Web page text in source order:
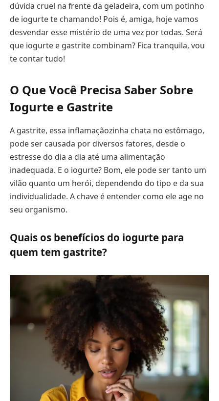
dúvida cruel na frente da geladeira, com um potinho
de iogurte te chamando! Pois é, amiga, hoje vamos
desvendar esse mistério de uma vez por todas. Será
que iogurte e gastrite combinam? Fica tranquila, vou
te contar tudo!
O Que Você Precisa Saber Sobre
Iogurte e Gastrite
A gastrite, essa inflamaçãozinha chata no estômago,
pode ser causada por diversos fatores, desde o
estresse do dia a dia até uma alimentação
inadequada. E o iogurte? Bom, ele pode ser tanto um
vilão quanto um herói, dependendo do tipo e da sua
individualidade. A chave é entender como ele age no
seu organismo.
Quais os benefícios do iogurte para
quem tem gastrite?